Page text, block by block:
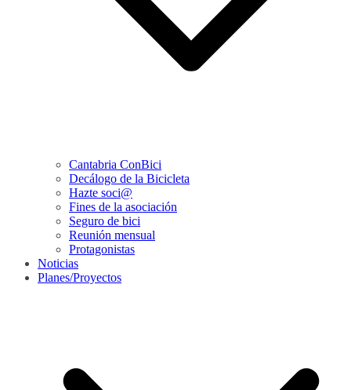
Cantabria ConBici
Decálogo de la Bicicleta
Hazte soci@
Fines de la asociación
Seguro de bici
Reunión mensual
Protagonistas
Noticias
Planes/Proyectos